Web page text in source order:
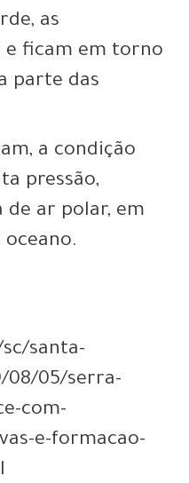
as
ficam em torno
parte das
a condição
pressão,
de ar polar, em
santa-
08/05/serra-
com-
e-formacao-